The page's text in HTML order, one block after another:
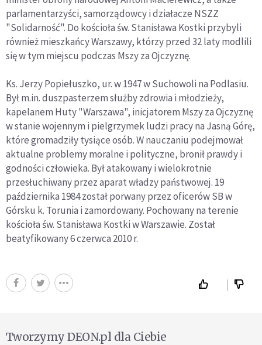
parlamentarzyści, samorządowcy i działacze NSZZ
"Solidarność". Do kościoła św. Stanisława Kostki przybyli
również mieszkańcy Warszawy, którzy przed 32 laty modlili
się w tym miejscu podczas Mszy za Ojczyznę.
Ks. Jerzy Popiełuszko, ur. w 1947 w Suchowoli na Podlasiu.
Był m.in. duszpasterzem służby zdrowia i młodzieży,
kapelanem Huty "Warszawa", inicjatorem Mszy za Ojczyznę
w stanie wojennym i pielgrzymek ludzi pracy na Jasną Górę,
które gromadziły tysiące osób. W nauczaniu podejmował
aktualne problemy moralne i polityczne, bronił prawdy i
godności człowieka. Był atakowany i wielokrotnie
przesłuchiwany przez aparat władzy państwowej. 19
października 1984 został porwany przez oficerów SB w
Górsku k. Torunia i zamordowany. Pochowany na terenie
kościoła św. Stanisława Kostki w Warszawie. Został
beatyfikowany 6 czerwca 2010 r.
Tworzymy DEON.pl dla Ciebie